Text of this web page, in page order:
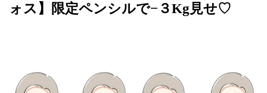
ォス】限定ペンシルで−３Kg見せ♡